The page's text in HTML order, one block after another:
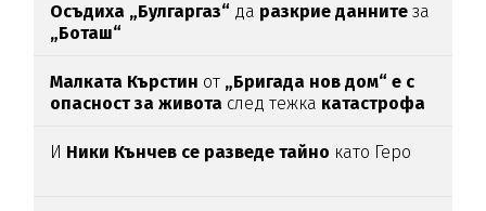
Осъдиха „Булгаргаз“ да разкрие даннитеза
„Боташ“
Малката Кърстин от „Бригада нов дом“ е с
опасност за живота след тежка катастрофа
И Ники Кънчев се разведе тайно като Геро